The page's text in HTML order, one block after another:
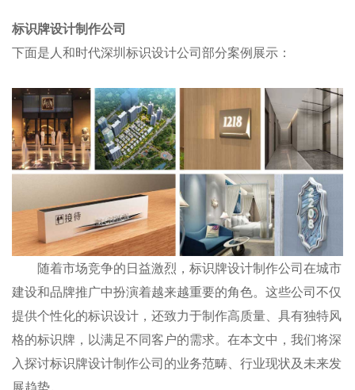
标识牌设计制作公司
下面是人和时代深圳标识设计公司部分案例展示：
随着市场竞争的日益激烈，标识牌设计制作公司在城市
建设和品牌推广中扮演着越来越重要的角色。这些公司不仅
提供个性化的标识设计，还致力于制作高质量、具有独特风
格的标识牌，以满足不同客户的需求。在本文中，我们将深
入探讨标识牌设计制作公司的业务范畴、行业现状及未来发